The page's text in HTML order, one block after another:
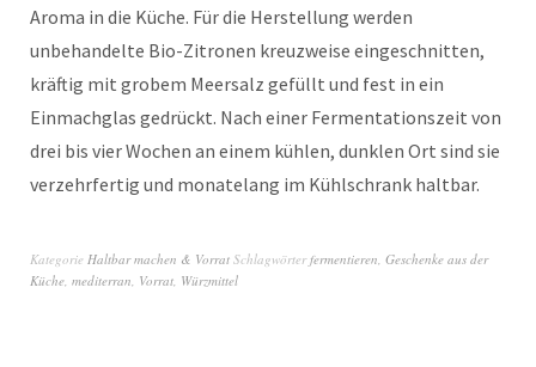
Aroma in die Küche. Für die Herstellung werden
unbehandelte Bio-Zitronen kreuzweise eingeschnitten,
kräftig mit grobem Meersalz gefüllt und fest in ein
Einmachglas gedrückt. Nach einer Fermentationszeit von
drei bis vier Wochen an einem kühlen, dunklen Ort sind sie
verzehrfertig und monatelang im Kühlschrank haltbar.
Kategorie Haltbar machen & Vorrat Schlagwörterfermentieren, Geschenke aus der
Küche, mediterran, Vorrat, Würzmittel